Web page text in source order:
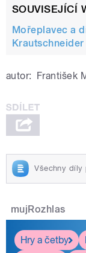
SOUVISEJÍCÍ
Mořeplavec a
Krautschneider
autor: František
Všechny díly
mujRozhlas
Hry a četby